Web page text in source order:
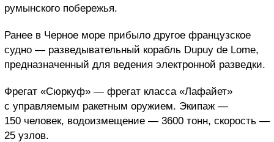
румынского побережья.
Ранее в Черное море прибыло другое французское
судно — разведывательный корабль Dupuy de Lome,
предназначенный для ведения электронной разведки.
Фрегат «Сюркуф» — фрегат класса «Лафайет»
с управляемым ракетным оружием. Экипаж —
150 человек, водоизмещение — 3600 тонн, скорость —
25 узлов.